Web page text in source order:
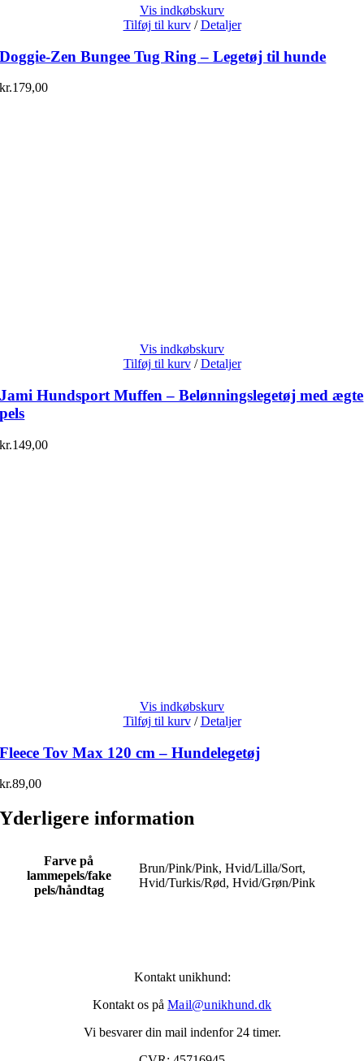
Vis indkøbskurv
Tilføj til kurv / Detaljer
Doggie-Zen Bungee Tug Ring – Legetøj til hunde
kr.179,00
Vis indkøbskurv
Tilføj til kurv / Detaljer
Jami Hundsport Muffen – Belønningslegetøj med ægte
pels
kr.149,00
Vis indkøbskurv
Tilføj til kurv / Detaljer
Fleece Tov Max 120 cm – Hundelegetøj
kr.89,00
Yderligere information
Farve på
lammepels/fake
pels/håndtag
Brun/Pink/Pink, Hvid/Lilla/Sort,
Hvid/Turkis/Rød, Hvid/Grøn/Pink
Kontakt unikhund:
Kontakt os på Mail@unikhund.dk
Vi besvarer din mail indenfor 24 timer.